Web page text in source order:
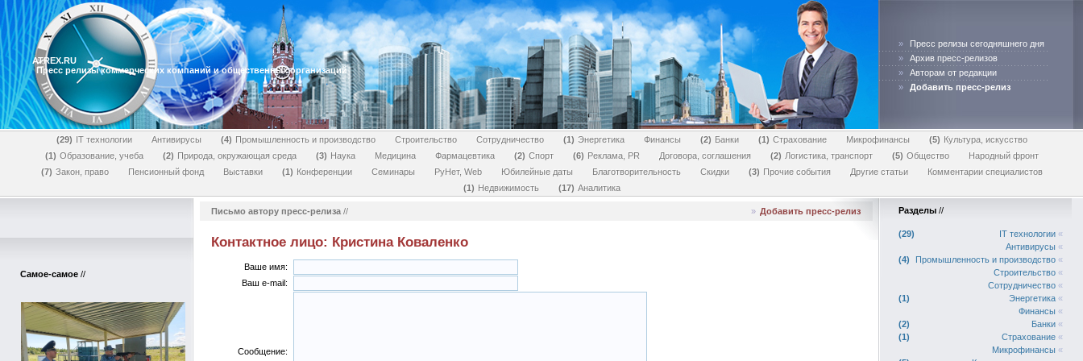
ATREX.RU
Пресс релизы коммерческих компаний и общественных организаций
»
Пресс релизы сегодняшнего дня
»
Архив пресс-релизов
»
Авторам от редакции
»
Добавить пресс-релиз
29 IT технологии Антивирусы 4 Промышленность и производство Строительство Сотрудничество 1 Энергетика Финансы 2 Банки 1 Страхование Микрофинансы 5
Культура, искусство
1
Образование, учеба 2 Природа, окружающая среда 3 Наука Медицина Фармацевтика 2 Спорт 6 Реклама, PR Договора, соглашения 2 Логистика, транспорт 5 Общество
Народный фронт
7
Закон, право Пенсионный фонд Выставки 1 Конференции Семинары РуНет, Web Юбилейные даты Благотворительность Скидки 3 Прочие события Другие статьи
Комментарии специалистов
1
Недвижимость 17 Аналитика
Самое-самое //
Письмо автору пресс-релиза // » Добавить пресс-релиз
Контактное лицо: Кристина Коваленко
Ваше имя:
Ваш e-mail:
Сообщение:
Разделы //
29 IT технологии «
Антивирусы «
4
Промышленность и производство «
Строительство «
Сотрудничество «
1
Энергетика «
Финансы «
2
Банки «
1
Страхование «
Микрофинансы «